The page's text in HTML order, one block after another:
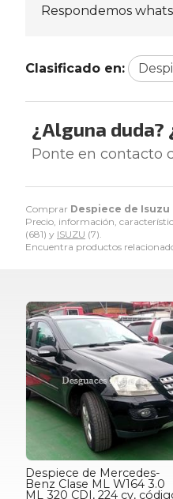
Comprar Despiece de Isuzu
Precio, información,
(681) y ISUZU (7).
Encuentra productos
Respondemos
Clasificado en:
¿Alguna
Ponte en contacto
Despiece de Mercedes-
Benz Clase ML W164 3.0
ML 320 CDI, 224 cv,